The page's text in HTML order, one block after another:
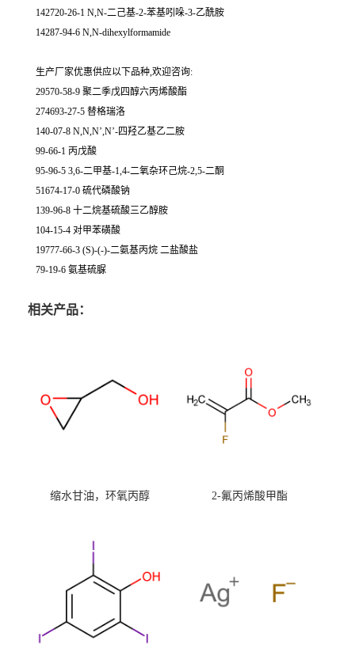
142720-26-1 N,N-二己基-2-苯基吲哚-3-乙酰胺
14287-94-6 N,N-dihexylformamide
生产厂家优惠供应以下品种,欢迎咨询:
29570-58-9 聚二季戊四醇六丙烯酸酯
274693-27-5 替格瑞洛
140-07-8 N,N,N’,N’-四羟乙基乙二胺
99-66-1 丙戊酸
95-96-5 3,6-二甲基-1,4-二氧杂环己烷-2,5-二酮
51674-17-0 硫代磷酸钠
139-96-8 十二烷基硫酸三乙醇胺
104-15-4 对甲苯磺酸
19777-66-3 (S)-(-)-二氨基丙烷 二盐酸盐
79-19-6 氨基硫脲
相关产品：
缩水甘油，环氧丙醇 2-氟丙烯酸甲酯